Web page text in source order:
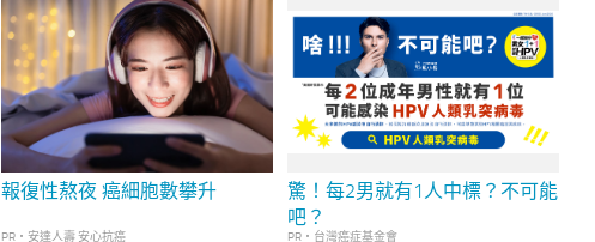
報復性熬夜 癌細胞數攀升
PR・安達人壽 安心抗癌
驚！每2男就有1人中標？不可能
吧？
PR・台灣癌症基金會